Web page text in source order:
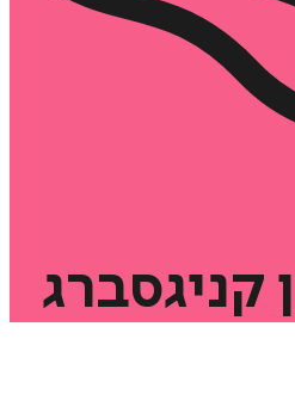
קניגסברג